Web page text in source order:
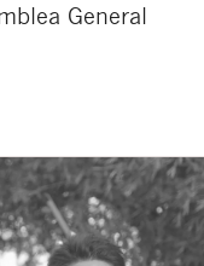
General